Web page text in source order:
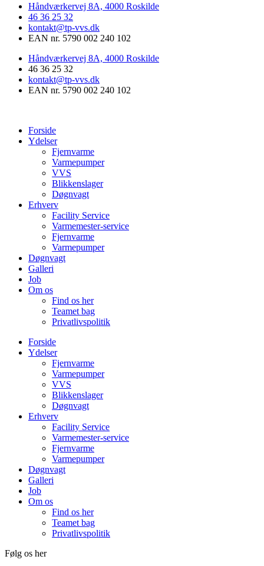
Håndværkervej 8A, 4000 Roskilde
46 36 25 32
kontakt@tp-vvs.dk
EAN nr. 5790 002 240 102
Håndværkervej 8A, 4000 Roskilde
46 36 25 32
kontakt@tp-vvs.dk
EAN nr. 5790 002 240 102
Forside
Ydelser
Fjernvarme
Varmepumper
VVS
Blikkenslager
Døgnvagt
Erhverv
Facility Service
Varmemester-service
Fjernvarme
Varmepumper
Døgnvagt
Galleri
Job
Om os
Find os her
Teamet bag
Privatlivspolitik
Forside
Ydelser
Fjernvarme
Varmepumper
VVS
Blikkenslager
Døgnvagt
Erhverv
Facility Service
Varmemester-service
Fjernvarme
Varmepumper
Døgnvagt
Galleri
Job
Om os
Find os her
Teamet bag
Privatlivspolitik
Følg os her